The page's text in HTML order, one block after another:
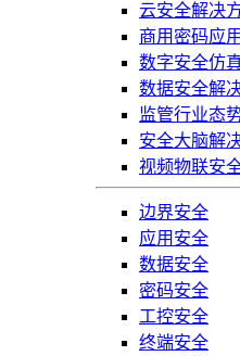
云安全解决
商用密码应
数字安全仿
数据安全解
监管行业态
安全大脑解
视频物联安
边界安全
应用安全
数据安全
密码安全
工控安全
终端安全